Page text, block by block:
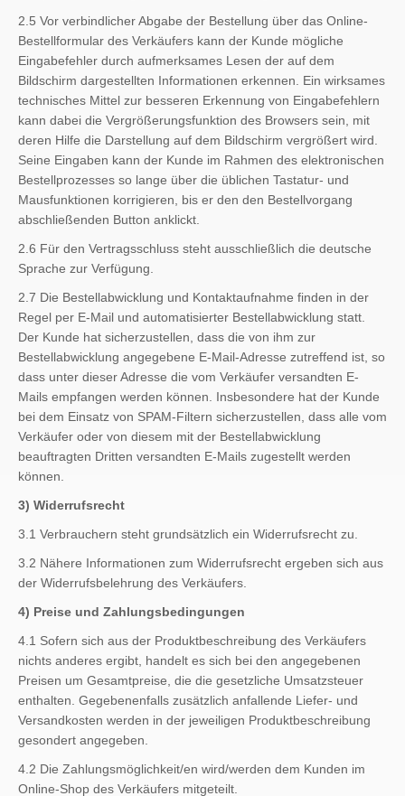
2.5 Vor verbindlicher Abgabe der Bestellung über das Online-
Bestellformular des Verkäufers kann der Kunde mögliche
Eingabefehler durch aufmerksames Lesen der auf dem
Bildschirm dargestellten Informationen erkennen. Ein wirksames
technisches Mittel zur besseren Erkennung von Eingabefehlern
kann dabei die Vergrößerungsfunktion des Browsers sein, mit
deren Hilfe die Darstellung auf dem Bildschirm vergrößert wird.
Seine Eingaben kann der Kunde im Rahmen des elektronischen
Bestellprozesses so lange über die üblichen Tastatur- und
Mausfunktionen korrigieren, bis er den den Bestellvorgang
abschließenden Button anklickt.
2.6 Für den Vertragsschluss steht ausschließlich die deutsche
Sprache zur Verfügung.
2.7 Die Bestellabwicklung und Kontaktaufnahme finden in der
Regel per E-Mail und automatisierter Bestellabwicklung statt.
Der Kunde hat sicherzustellen, dass die von ihm zur
Bestellabwicklung angegebene E-Mail-Adresse zutreffend ist, so
dass unter dieser Adresse die vom Verkäufer versandten E-
Mails empfangen werden können. Insbesondere hat der Kunde
bei dem Einsatz von SPAM-Filtern sicherzustellen, dass alle vom
Verkäufer oder von diesem mit der Bestellabwicklung
beauftragten Dritten versandten E-Mails zugestellt werden
können.
3) Widerrufsrecht
3.1 Verbrauchern steht grundsätzlich ein Widerrufsrecht zu.
3.2 Nähere Informationen zum Widerrufsrecht ergeben sich aus
der Widerrufsbelehrung des Verkäufers.
4) Preise und Zahlungsbedingungen
4.1 Sofern sich aus der Produktbeschreibung des Verkäufers
nichts anderes ergibt, handelt es sich bei den angegebenen
Preisen um Gesamtpreise, die die gesetzliche Umsatzsteuer
enthalten. Gegebenenfalls zusätzlich anfallende Liefer- und
Versandkosten werden in der jeweiligen Produktbeschreibung
gesondert angegeben.
4.2 Die Zahlungsmöglichkeit/en wird/werden dem Kunden im
Online-Shop des Verkäufers mitgeteilt.